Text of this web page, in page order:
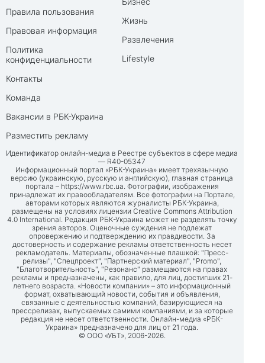
Правила пользования
Правовая информация
Политика
конфиденциальности
Контакты
Команда
Вакансии в РБК-Украина
Разместить рекламу
Жизнь
Развлечения
Lifestyle
Идентификатор онлайн-медиа в Реестре субъектов в сфере медиа
— R40-05347
Информационный портал «РБК-Украина» имеет трехязычную
версию (украинскую, русскую и английскую), главная страница
портала – https://www.rbc.ua. Фотографии, изображения
принадлежат их правообладателям. Все фотографии на Портале,
авторами которых являются журналисты РБК-Украина,
размещены на условиях лицензии Creative Commons Attribution
4.0 International. Редакция РБК-Украина может не разделять точку
зрения авторов. Оценочные суждения не подлежат
опровержению и подтверждению их правдивости. За
достоверность и содержание рекламы ответственность несет
рекламодатель. Материалы, обозначенные плашкой: "Пресс-
релизы", "Спецпроект", "Партнерский материал", "Promo",
"Благотворительность", "Резонанс" размещаются на правах
рекламы и предназначены, как правило, для лиц, достигших 21-
летнего возраста. «Новости компании» – это информационный
формат, охватывающий новости, события и объявления,
связанные с деятельностью компаний, базирующиеся на
прессрелизах, выпускаемых самими компаниями, и за которые
редакция не несет ответственности. Онлайн-медиа «РБК-
Украина» предназначено для лиц от 21 года.
© ООО «УБТ», 2006-2026.